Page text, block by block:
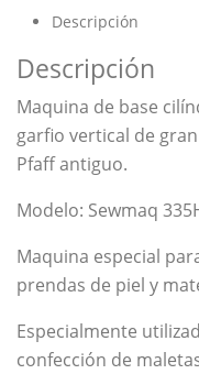
era:
Descripción
Descripción
Maquina de base
garfio vertical de
Pfaff antiguo.
Modelo: Sewmaq
Maquina especial
prendas de piel y
Especialmente
confección de